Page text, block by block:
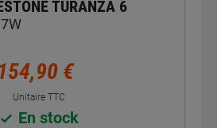
TURANZA 6
154,90 €
Unitaire TTC
En stock